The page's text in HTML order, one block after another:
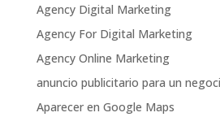
Agency Digital Marketing
Agency For Digital Marketing
Agency Online Marketing
anuncio publicitario para un
Aparecer en Google Maps